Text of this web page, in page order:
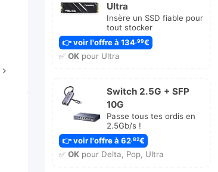
Ultra
Insère un SSD fiable pour
tout stocker
👉 voir l'offre à 134 ,99€
✅ OKpour Ultra
Switch 2.5G + SFP
10G
Passe tous tes ordis en
2.5Gb/s !
👉 voir l'offre à 62,82€
✅ OKpour Delta, Pop, Ultra